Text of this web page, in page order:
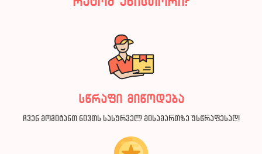
სწრაფი მიწოდება
ჩვენ მოგიტანთ ნივთს სასურველ მისამართზე უსწრაფესად!